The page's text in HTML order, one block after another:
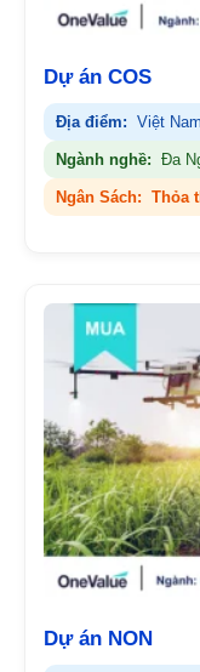
Dự án COS
Địa điểm: Việt Nam
Ngành nghề: Đa
Ngân Sách: Thỏa
Dự án NON